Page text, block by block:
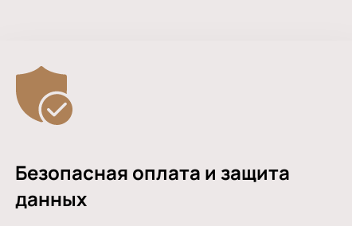
Безопасная оплата и защита
данных